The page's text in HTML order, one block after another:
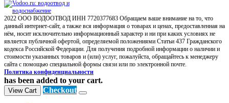
2022 ООО ВОДООТВОД ИНН 7720377683 Обращаем ваше внимание на то, что
данный интернет-сайт, а также вся информация о товарах и ценах, предоставленная на
нём, носит исключительно информационный характер и ни при каких условиях не
является публичной офертой, определяемой положениями Статьи 437 Гражданского
кодекса Российской Федерации. Для получения подробной информации о наличии и
стоимости указанных товаров и (или) услуг, пожалуйста, обращайтесь к менеджеру
сайта с помощью специальной формы связи или по электронной почте.
Политика конфиденциальности
has been added to your cart.
View Cart Checkout